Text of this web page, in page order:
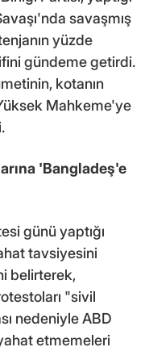
savaşmış
yüzde
gündeme getirdi.
kotanın
Mahkeme'ye
'Bangladeş'e
günü yaptığı
tavsiyesini
belirterek,
"sivil
nedeniyle ABD
etmemeleri